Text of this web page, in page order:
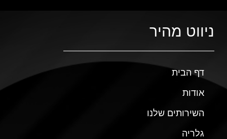
ניווט מהיר
דף הבית
אודות
השירותים שלנו
גלריה